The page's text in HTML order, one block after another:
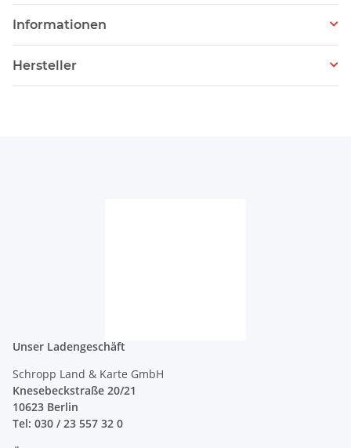
Informationen
Hersteller
Unser Ladengeschäft
Schropp Land & Karte GmbH
Knesebeckstraße 20/21
10623 Berlin
Tel: 030 / 23 557 32 0